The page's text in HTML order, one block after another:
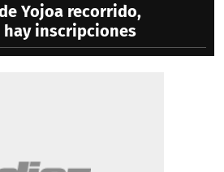
Yojoa recorrido,
inscripciones